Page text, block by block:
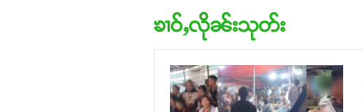
ၶၢဝ်ႇလိုၼ်းသုတ်း